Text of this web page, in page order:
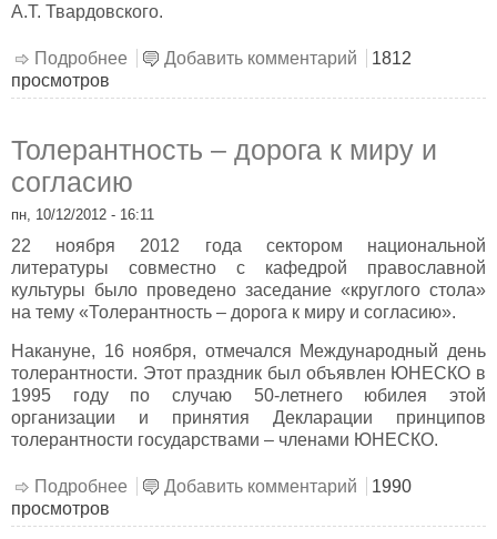
А.Т. Твардовского.
Подробнее о Библиотека – молодым учителям
Добавить комментарий
1812
просмотров
Толерантность – дорога к миру и
согласию
пн, 10/12/2012 - 16:11
22 ноября 2012 года сектором национальной
литературы совместно с кафедрой православной
культуры было проведено заседание «круглого стола»
на тему «Толерантность – дорога к миру и согласию».
Накануне, 16 ноября, отмечался Международный день
толерантности. Этот праздник был объявлен ЮНЕСКО в
1995 году по случаю 50-летнего юбилея этой
организации и принятия Декларации принципов
толерантности государствами – членами ЮНЕСКО.
Подробнее о Толерантность – дорога к миру и согласию
Добавить комментарий
1990
просмотров